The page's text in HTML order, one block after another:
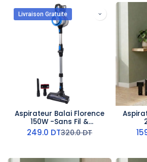
Livraison Gratuite
Aspirateur Balai Florence
150W -Sans Fil &
Rechargeable - Bleu
249.0 DT320.0DT